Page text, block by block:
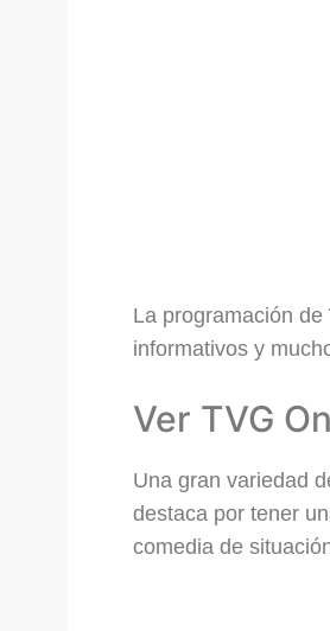
La programación de
informativos y
Ver TVG
Una gran variedad
destaca por tener
comedia de